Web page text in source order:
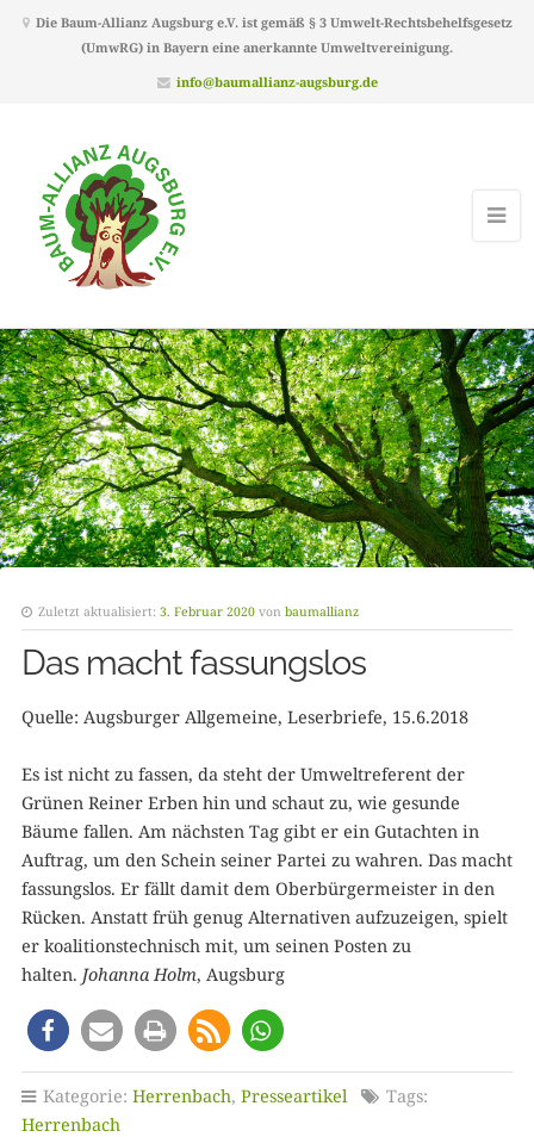
Die Baum-Allianz Augsburg e.V. ist gemäß § 3 Umwelt-Rechtsbehelfsgesetz
(UmwRG) in Bayern eine anerkannte Umweltvereinigung.
info@baumallianz-augsburg.de
Zuletzt aktualisiert: 3. Februar 2020 von baumallianz
Das macht fassungslos
Quelle: Augsburger Allgemeine, Leserbriefe, 15.6.2018
Es ist nicht zu fassen, da steht der Umweltreferent der
Grünen Reiner Erben hin und schaut zu, wie gesunde
Bäume fallen. Am nächsten Tag gibt er ein Gutachten in
Auftrag, um den Schein seiner Partei zu wahren. Das macht
fassungslos. Er fällt damit dem Oberbürgermeister in den
Rücken. Anstatt früh genug Alternativen aufzuzeigen, spielt
er koalitionstechnisch mit, um seinen Posten zu
halten. Johanna Holm, Augsburg
Kategorie: Herrenbach, Presseartikel
Tags:
Herrenbach